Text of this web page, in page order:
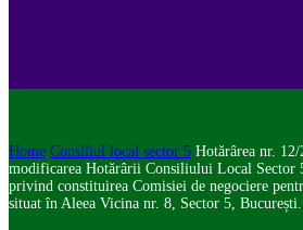
Home Consiliul local sector 5 Hotărârea nr.
modificarea Hotărârii Consiliului Local Sector
privind constituirea Comisiei de negociere
situat în Aleea Vicina nr. 8, Sector 5, București.